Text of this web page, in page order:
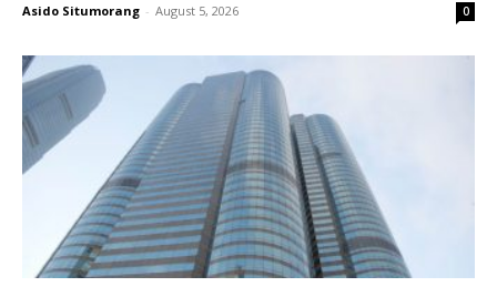
Asido Situmorang - August 5, 2026 0